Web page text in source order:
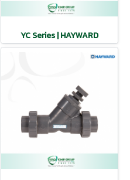
YC Series | HAYWARD